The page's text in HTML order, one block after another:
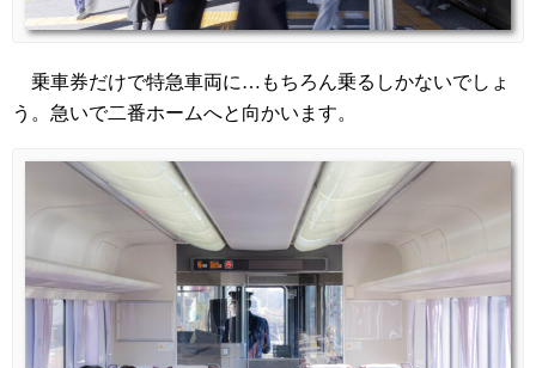
乗車券だけで特急車両に…もちろん乗るしかないでしょ
う。急いで二番ホームへと向かいます。